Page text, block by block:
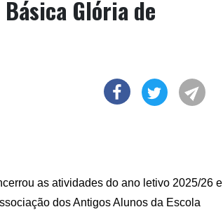
Glória de
as atividades do ano letivo 2025/26 e
dos Antigos Alunos da Escola